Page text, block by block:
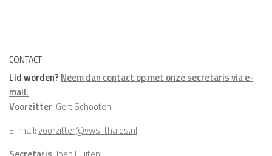
CONTACT
Lid worden? Neem dan contact op met onze secretaris via e-
mail.
Voorzitter: Gert Schooten
E-mail:voorzitter@vws-thales.nl